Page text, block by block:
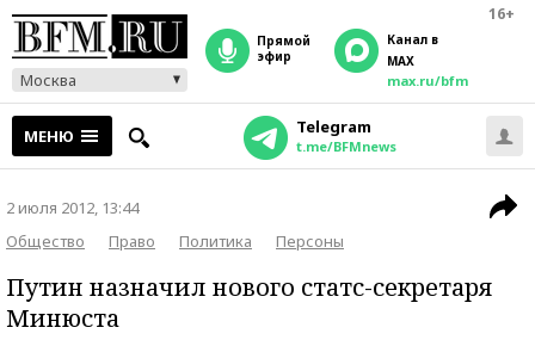
16+
Москва
прямой
эфир
Канал в
MAX
max.ru/bfm
МЕНЮ Telegram
t.me/BFMnews
2 июля 2012, 13:44
Общество
Право Политика Персоны
Путин назначил нового статс-секретаря
Минюста